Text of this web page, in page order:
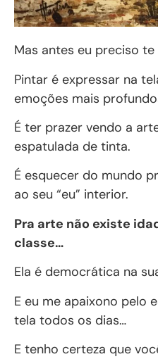
Mas antes eu preciso
Pintar é expressar na
emoções mais
É ter prazer vendo a
espatulada de tinta.
É esquecer do mundo
ao seu “eu” interior.
Pra arte não existe
classe…
Ela é democrática na
E eu me apaixono pelo
tela todos os dias…
E tenho certeza que